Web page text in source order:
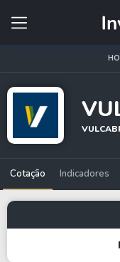
Cotação Indicadores